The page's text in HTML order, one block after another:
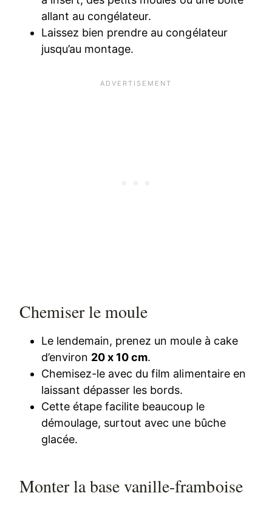
allant au congélateur.
Laissez bien prendre au congélateur
jusqu’au montage.
Chemiser le moule
Le lendemain, prenez un moule à cake
d’environ 20 x 10 cm.
Chemisez-le avec du film alimentaire en
laissant dépasser les bords.
Cette étape facilite beaucoup le
démoulage, surtout avec une bûche
glacée.
Monter la base vanille-framboise